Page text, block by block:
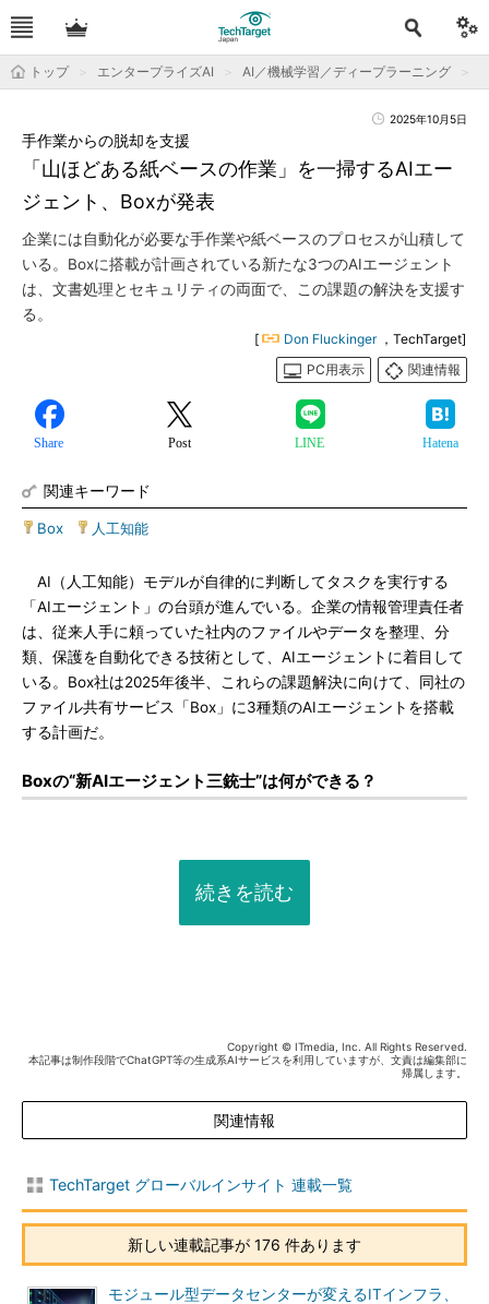
トップ エンタープライズAI AI／機械学習／ディープラーニング
2025年10月5日
「山ほどある紙ベースの作業」を一掃するAIエー
ジェント、Boxが発表
手作業からの脱却を支援
企業には自動化が必要な手作業や紙ベースのプロセスが山積して
いる。Boxに搭載が計画されている新たな3つのAIエージェント
は、文書処理とセキュリティの両面で、この課題の解決を支援す
る。
[ Don Fluckinger ，TechTarget]
PC用表示
関連情報
Share Post LINE Hatena
関連キーワード
Box 人工知能
AI（人工知能）モデルが自律的に判断してタスクを実行する
「AIエージェント」の台頭が進んでいる。企業の情報管理責任者
は、従来人手に頼っていた社内のファイルやデータを整理、分
類、保護を自動化できる技術として、AIエージェントに着目して
いる。Box社は2025年後半、これらの課題解決に向けて、同社の
ファイル共有サービス「Box」に3種類のAIエージェントを搭載
する計画だ。
Boxの“新AIエージェント三銃士”は何ができる？
続きを読む
Copyright © ITmedia, Inc. All Rights Reserved.
本記事は制作段階でChatGPT等の生成系AIサービスを利用していますが、文責は編集部に
帰属します。
関連情報
TechTarget グローバルインサイト 連載一覧
新しい連載記事が 176 件あります
モジュール型データセンターが変えるITインフラ、